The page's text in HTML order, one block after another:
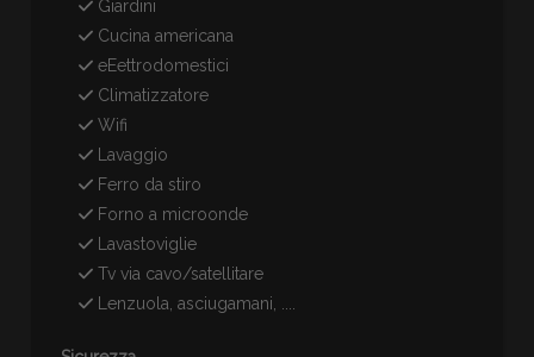
Giardini
Cucina americana
eEettrodomestici
Climatizzatore
Wifi
Lavaggio
Ferro da stiro
Forno a microonde
Lavastoviglie
Tv via cavo/satellitare
Lenzuola, asciugamani, ....